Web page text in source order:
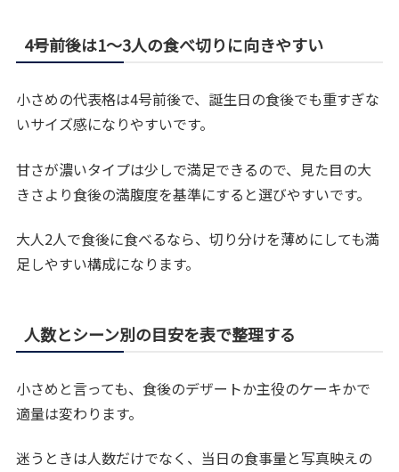
4号前後は1〜3人の食べ切りに向きやすい
小さめの代表格は4号前後で、誕生日の食後でも重すぎな
いサイズ感になりやすいです。
甘さが濃いタイプは少しで満足できるので、見た目の大
きさより食後の満腹度を基準にすると選びやすいです。
大人2人で食後に食べるなら、切り分けを薄めにしても満
足しやすい構成になります。
人数とシーン別の目安を表で整理する
小さめと言っても、食後のデザートか主役のケーキかで
適量は変わります。
迷うときは人数だけでなく、当日の食事量と写真映えの